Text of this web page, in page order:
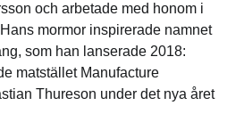
och arbetade med honom i
mormor inspirerade namnet
som han lanserade 2018:
matstället Manufacture
Thureson under det nya året